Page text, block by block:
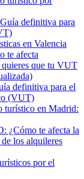
definitiva para
en Valencia
te afecta
que tu VUT
definitiva para el
(VUT)
turístico en Madrid:
te afecta la
los alquileres
por el